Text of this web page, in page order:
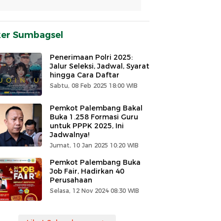
Sumbagsel
Penerimaan Polri 2025:
Jalur Seleksi, Jadwal, Syarat
hingga Cara Daftar
Sabtu, 08 Feb 2025 18:00 WIB
Pemkot Palembang Bakal
Buka 1.258 Formasi Guru
untuk PPPK 2025, Ini
Jadwalnya!
Jumat, 10 Jan 2025 10:20 WIB
Pemkot Palembang Buka
Job Fair, Hadirkan 40
Perusahaan
Selasa, 12 Nov 2024 08:30 WIB